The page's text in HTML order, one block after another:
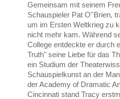
Gemeinsam mit seinem
Schauspieler Pat O''Brien,
um im Ersten Weltkrieg zu
nicht mehr kam. Während
College entdeckte er durch
Truth" seine Liebe für das
ein Studium der
Schauspielkunst an der
der Academy of Dramatic
Cincinnati stand Tracy